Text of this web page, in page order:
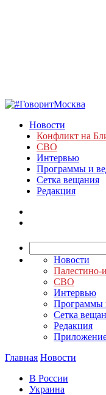
Новости
Конфликт на
СВО
Интервью
Программы и
Сетка вещания
Редакция
Новости
Палестино-
СВО
Интервью
Программы
Сетка
Редакция
Главная Новости
В России
Украина